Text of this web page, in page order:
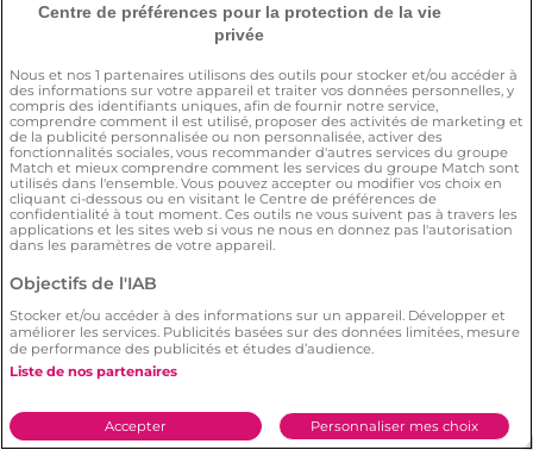
4 minutes
Rencontre à Gennevilliers
Pascal
On m'a dit beaucoup bien de cette app de
rencontre. Je suis dans un état d'esprit très
motivé, j'ai vraiment envie rencontrer mon
âme-sœur et finir ma vie avec elle.
Centre de préférences pour la protection de la vie
privée
Nous et nos 1 partenaires utilisons des outils pour stocker et/ou accéder à
des informations sur votre appareil et traiter vos données personnelles, y
compris des identifiants uniques, afin de fournir notre service,
comprendre comment il est utilisé, proposer des activités de marketing et
de la publicité personnalisée ou non personnalisée, activer des
fonctionnalités sociales, vous recommander d'autres services du groupe
Match et mieux comprendre comment les services du groupe Match sont
utilisés dans l'ensemble. Vous pouvez accepter ou modifier vos choix en
cliquant ci-dessous ou en visitant le Centre de préférences de
confidentialité à tout moment. Ces outils ne vous suivent pas à travers les
applications et les sites web si vous ne nous en donnez pas l'autorisation
dans les paramètres de votre appareil.
Objectifs de l'IAB
Stocker et/ou accéder à des informations sur un appareil. Développer et
améliorer les services. Publicités basées sur des données limitées, mesure
de performance des publicités et études d’audience.
Liste de nos partenaires
Personnaliser mes choix
Accepter